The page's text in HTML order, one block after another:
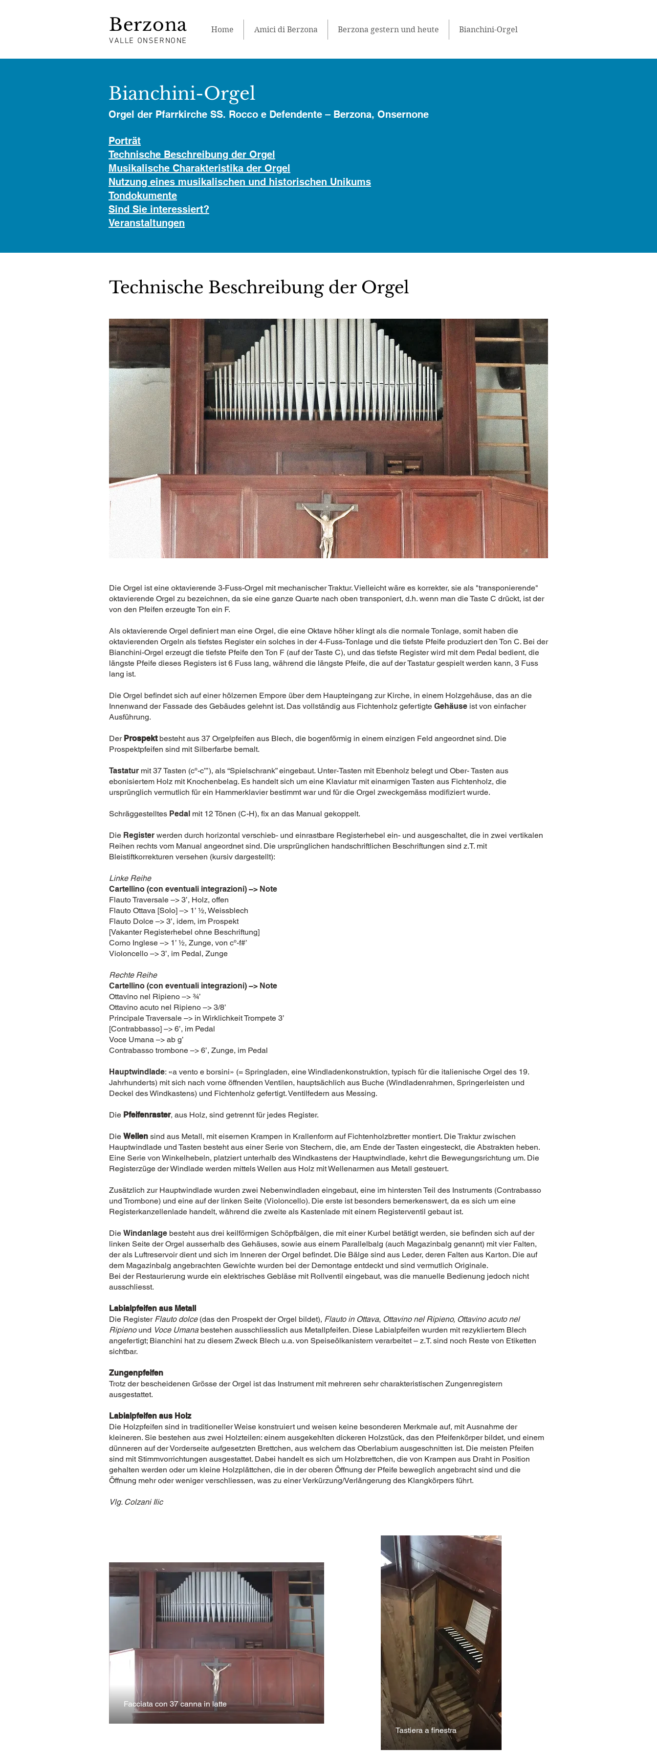
Berzona
VALLE ONSERNONE
Home Amici di Berzona Berzona gestern und heute Bianchini-Orgel
Bianchini-Orgel
Orgel der Pfarrkirche SS. Rocco e Defendente – Berzona, Onsernone
Porträt
Technische Beschreibung der Orgel
Musikalische Charakteristika der Orgel
Nutzung eines musikalischen und historischen Unikums
Tondokumente
Sind Sie interessiert?
Veranstaltungen
Technische Beschreibung der Orgel
Die Orgel ist eine oktavierende 3-Fuss-Orgel mit mechanischer Traktur. Vielleicht wäre es korrekter, sie als "transponierende"
oktavierende Orgel zu bezeichnen, da sie eine ganze Quarte nach oben transponiert, d.h. wenn man die Taste C drückt, ist der
von den Pfeifen erzeugte Ton ein F.
Als oktavierende Orgel definiert man eine Orgel, die eine Oktave höher klingt als die normale Tonlage, somit haben die
oktavierenden Orgeln als tiefstes Register ein solches in der 4-Fuss-Tonlage und die tiefste Pfeife produziert den Ton C. Bei der
Bianchini-Orgel erzeugt die tiefste Pfeife den Ton F (auf der Taste C), und das tiefste Register wird mit dem Pedal bedient, die
längste Pfeife dieses Registers ist 6 Fuss lang, während die längste Pfeife, die auf der Tastatur gespielt werden kann, 3 Fuss
lang ist.
Die Orgel befindet sich auf einer hölzernen Empore über dem Haupteingang zur Kirche, in einem Holzgehäuse, das an die
Innenwand der Fassade des Gebäudes gelehnt ist. Das vollständig aus Fichtenholz gefertigte Gehäuse ist von einfacher
Ausführung.
Der Prospektbesteht aus 37 Orgelpfeifen aus Blech, die bogenförmig in einem einzigen Feld angeordnet sind. Die
Prospektpfeifen sind mit Silberfarbe bemalt.
Tastatur mit 37 Tasten (cº-c’’’), als “Spielschrank” eingebaut. Unter-Tasten mit Ebenholz belegt und Ober- Tasten aus
ebonisiertem Holz mit Knochenbelag. Es handelt sich um eine Klaviatur mit einarmigen Tasten aus Fichtenholz, die
ursprünglich vermutlich für ein Hammerklavier bestimmt war und für die Orgel zweckgemäss modifiziert wurde.
Schräggestelltes Pedal mit 12 Tönen (C-H), fix an das Manual gekoppelt.
Die Register werden durch horizontal verschieb- und einrastbare Registerhebel ein- und ausgeschaltet, die in zwei vertikalen
Reihen rechts vom Manual angeordnet sind. Die ursprünglichen handschriftlichen Beschriftungen sind z.T. mit
Bleistiftkorrekturen versehen (kursiv dargestellt):
Linke Reihe
Cartellino (con eventuali integrazioni) –> Note
Flauto Traversale –> 3’, Holz, offen
Flauto Ottava [Solo] –> 1’ ½, Weissblech
Flauto Dolce –> 3’, idem, im Prospekt
[Vakanter Registerhebel ohne Beschriftung]
Corno Inglese –> 1’ ½, Zunge, von cº-f#’
Violoncello –> 3’, im Pedal, Zunge
Rechte Reihe
Cartellino (con eventuali integrazioni) –> Note
Ottavino nel Ripieno –> ¾’
Ottavino acuto nel Ripieno –> 3/8’
Principale Traversale –> in Wirklichkeit Trompete 3’
[Contrabbasso] –> 6’, im Pedal
Voce Umana –> ab g’
Contrabasso trombone –> 6’, Zunge, im Pedal
Hauptwindlade: «a vento e borsini» (= Springladen, eine Windladenkonstruktion, typisch für die italienische Orgel des 19.
Jahrhunderts) mit sich nach vorne öffnenden Ventilen, hauptsächlich aus Buche (Windladenrahmen, Springerleisten und
Deckel des Windkastens) und Fichtenholz gefertigt. Ventilfedern aus Messing.
Die Pfeifenraster, aus Holz, sind getrennt für jedes Register.
Die Wellen sind aus Metall, mit eisernen Krampen in Krallenform auf Fichtenholzbretter montiert. Die Traktur zwischen
Hauptwindlade und Tasten besteht aus einer Serie von Stechern, die, am Ende der Tasten eingesteckt, die Abstrakten heben.
Eine Serie von Winkelhebeln, platziert unterhalb des Windkastens der Hauptwindlade, kehrt die Bewegungsrichtung um. Die
Registerzüge der Windlade werden mittels Wellen aus Holz mit Wellenarmen aus Metall gesteuert.
Zusätzlich zur Hauptwindlade wurden zwei Nebenwindladen eingebaut, eine im hintersten Teil des Instruments (Contrabasso
und Trombone) und eine auf der linken Seite (Violoncello). Die erste ist besonders bemerkenswert, da es sich um eine
Registerkanzellenlade handelt, während die zweite als Kastenlade mit einem Registerventil gebaut ist.
Die Windanlage besteht aus drei keilförmigen Schöpfbälgen, die mit einer Kurbel betätigt werden, sie befinden sich auf der
linken Seite der Orgel ausserhalb des Gehäuses, sowie aus einem Parallelbalg (auch Magazinbalg genannt) mit vier Falten,
der als Luftreservoir dient und sich im Inneren der Orgel befindet. Die Bälge sind aus Leder, deren Falten aus Karton. Die auf
dem Magazinbalg angebrachten Gewichte wurden bei der Demontage entdeckt und sind vermutlich Originale.
Bei der Restaurierung wurde ein elektrisches Gebläse mit Rollventil eingebaut, was die manuelle Bedienung jedoch nicht
ausschliesst.
Labialpfeifen aus Metall
Die Register Flauto dolce(das den Prospekt der Orgel bildet), Flauto in Ottava, Ottavino nel Ripieno, Ottavino acuto nel
Ripienound Voce Umanabestehen ausschliesslich aus Metallpfeifen. Diese Labialpfeifen wurden mit rezykliertem Blech
angefertigt; Bianchini hat zu diesem Zweck Blech u.a. von Speiseölkanistern verarbeitet – z.T. sind noch Reste von Etiketten
sichtbar.
Zungenpfeifen
Trotz der bescheidenen Grösse der Orgel ist das Instrument mit mehreren sehr charakteristischen Zungenregistern
ausgestattet.
Labialpfeifen aus Holz
Die Holzpfeifen sind in traditioneller Weise konstruiert und weisen keine besonderen Merkmale auf, mit Ausnahme der
kleineren. Sie bestehen aus zwei Holzteilen: einem ausgekehlten dickeren Holzstück, das den Pfeifenkörper bildet, und einem
dünneren auf der Vorderseite aufgesetzten Brettchen, aus welchem das Oberlabium ausgeschnitten ist. Die meisten Pfeifen
sind mit Stimmvorrichtungen ausgestattet. Dabei handelt es sich um Holzbrettchen, die von Krampen aus Draht in Position
gehalten werden oder um kleine Holzplättchen, die in der oberen Öffnung der Pfeife beweglich angebracht sind und die
Öffnung mehr oder weniger verschliessen, was zu einer Verkürzung/Verlängerung des Klangkörpers führt.
Vlg. Colzani Ilic
Facciata con 37 canna in latte
Tastiera a finestra